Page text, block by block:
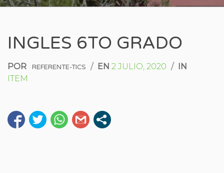
INGLES 6TO GRADO
POR REFERENTE-TICS / EN 2 JULIO, 2020 / IN
ITEM